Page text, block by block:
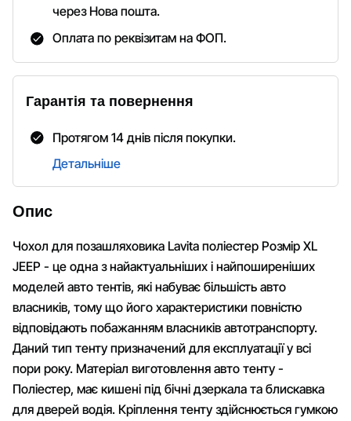
Опис
Чохол для позашляховика Lavita поліестер Розмір XL
JEEP - це одна з найактуальніших і найпоширеніших
моделей авто тентів, які набуває більшість авто
власників, тому що його характеристики повністю
відповідають побажанням власників автотранспорту.
Даний тип тенту призначений для експлуатації у всі
пори року. Матеріал виготовлення авто тенту -
Поліестер, має кишені під бічні дзеркала та блискавка
для дверей водія. Кріплення тенту здійснюється гумкою
через Нова пошта.
Оплата по реквізитам на ФОП.
Гарантія та повернення
Протягом 14 днів після покупки.
Детальніше